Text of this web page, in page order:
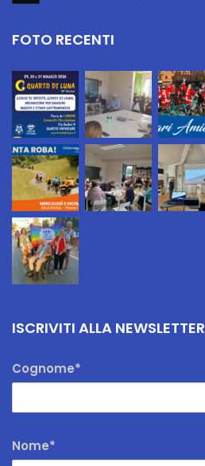
FOTO RECENTI
ISCRIVITI ALLA NEWSLETTER
Cognome*
Nome*